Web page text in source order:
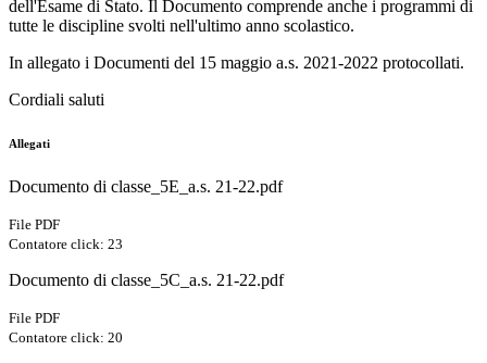
dell'Esame di Stato. Il Documento comprende anche i programmi di
tutte le discipline svolti nell'ultimo anno scolastico.
In allegato i Documenti del 15 maggio a.s. 2021-2022 protocollati.
Cordiali saluti
Allegati
Documento di classe_5E_a.s. 21-22.pdf
File PDF
Contatore click: 23
Documento di classe_5C_a.s. 21-22.pdf
File PDF
Contatore click: 20